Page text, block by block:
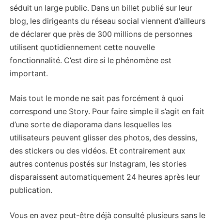
séduit un large public. Dans un billet publié sur leur
blog, les dirigeants du réseau social viennent d’ailleurs
de déclarer que près de 300 millions de personnes
utilisent quotidiennement cette nouvelle
fonctionnalité. C’est dire si le phénomène est
important.
Mais tout le monde ne sait pas forcément à quoi
correspond une Story. Pour faire simple il s’agit en fait
d’une sorte de diaporama dans lesquelles les
utilisateurs peuvent glisser des photos, des dessins,
des stickers ou des vidéos. Et contrairement aux
autres contenus postés sur Instagram, les stories
disparaissent automatiquement 24 heures après leur
publication.
Vous en avez peut-être déjà consulté plusieurs sans le